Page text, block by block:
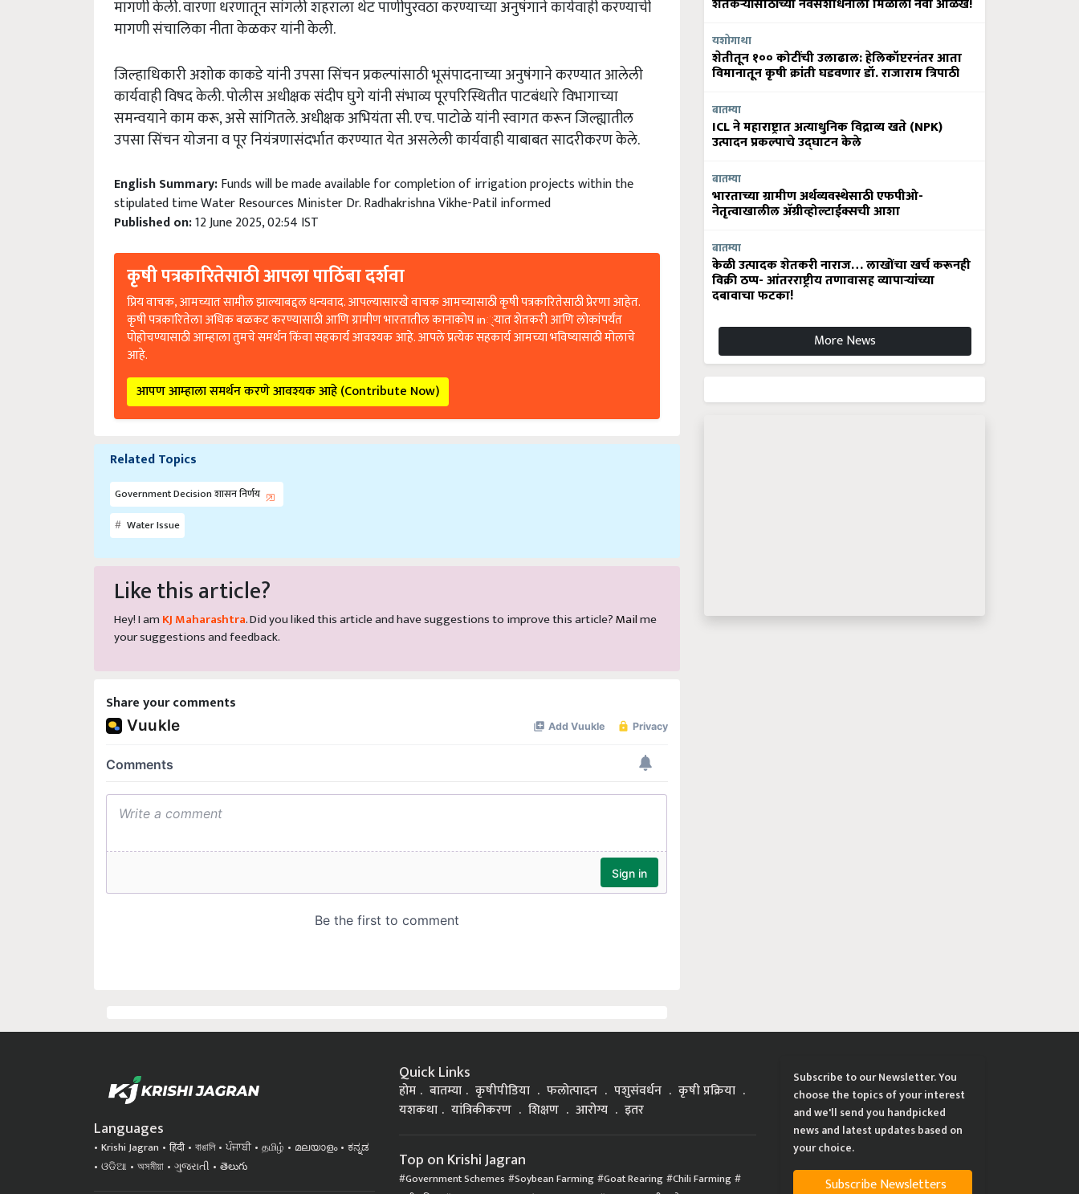
मागणीकेली.वारणाधरणातूनसांगलीशहरालाथेटपाणीपुरवठाकरण्याच्याअनुषंगानेकार्यवाहीकरण्याची
मागणीसंचालिकानीताकेळकरयांनीकेली.
जिल्हाधिकारीअशोककाकडेयांनीउपसासिंचनप्रकल्पांसाठीभूसंपादनाच्याअनुषंगानेकरण्यातआलेली
कार्यवाहीविषदकेली.पोलीसअधीक्षकसंदीपघुगेयांनीसंभाव्यपूरपरिस्थितीतपाटबंधारेविभागाच्या
समन्वयानेकामकरू,असेसांगितले.अधीक्षकअभियंतासी.एच.पाटोळेयांनीस्वागतकरूनजिल्ह्यातील
उपसासिंचनयोजनावपूरनियंत्रणासंदर्भातकरण्यातयेतअसलेलीकार्यवाहीयाबाबतसादरीकरणकेले.
English Summary:Funds will be made available for completion of irrigation projects within the
stipulated time Water Resources Minister Dr. Radhakrishna Vikhe-Patil informed
Published on:12 June 2025, 02:54 IST
कृषी पत्रकारितेसाठी आपला पाठिंबा दर्शवा
प्रिय वाचक, आमच्यात सामील झाल्याबद्दल धन्यवाद. आपल्यासारखे वाचक आमच्यासाठी कृषी पत्रकारितेसाठी प्रेरणा आहेत.
कृषी पत्रकारितेला अधिक बळकट करण्यासाठी आणि ग्रामीण भारतातील कानाकोप in्यात शेतकरी आणि लोकांपर्यंत
पोहोचण्यासाठी आम्हाला तुमचे समर्थन किंवा सहकार्य आवश्यक आहे. आपले प्रत्येक सहकार्य आमच्या भविष्यासाठी मोलाचे
आहे.
आपण आम्हाला समर्थन करणे आवश्यक आहे (Contribute Now)
Related Topics
Government Decision शासन निर्णय
Water Issue
Like this article?
Hey! I am KJ Maharashtra. Did you liked this article and have suggestions to improve this article?Mailme
your suggestions and feedback.
Share your comments
शेतकऱ्यांसाठीच्या नवसंशोधनाला मिळाली नवी ओळख!
यशोगाथा
शेतीतून १०० कोटींची उलाढाल: हेलिकॉप्टरनंतर आता
विमानातून कृषी क्रांती घडवणार डॉ. राजाराम त्रिपाठी
बातम्या
ICL ने महाराष्ट्रात अत्याधुनिक विद्राव्य खते (NPK)
उत्पादन प्रकल्पाचे उद्घाटन केले
बातम्या
भारताच्या ग्रामीण अर्थव्यवस्थेसाठी एफपीओ-
नेतृत्वाखालील अ‍ॅग्रीव्होल्टाईक्सची आशा
बातम्या
केळी उत्पादक शेतकरी नाराज… लाखोंचा खर्च करूनही
विक्री ठप्प- आंतरराष्ट्रीय तणावासह व्यापाऱ्यांच्या
दबावाचा फटका!
More News
Languages
Krishi Jagran हिंदी বাঙালি ਪੰਜਾਬੀ தமிழ் മലയാളം
ಕನ್ನಡ
ଓଡିଆ
অসমীয়া ગુજરાતી తెలుగు
Quick Links
होम बातम्या कृषीपीडिया फलोत्पादन पशुसंवर्धन
कृषी प्रक्रिया
यशकथा
यांत्रिकीकरण शिक्षण आरोग्य इतर
Top on Krishi Jagran
Government Schemes Soybean Farming Goat Rearing Chili Farming
Subscribe to our Newsletter. You
choose the topics of your interest
and we'll send you handpicked
news and latest updates based on
your choice.
Subscribe Newsletters